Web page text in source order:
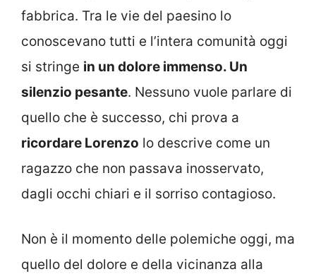
fabbrica. Tra le vie del paesino lo
conoscevano tutti e l’intera comunità oggi
si stringe in un dolore immenso. Un
silenzio pesante. Nessuno vuole parlare di
quello che è successo, chi prova a
ricordare Lorenzo lo descrive come un
ragazzo che non passava inosservato,
dagli occhi chiari e il sorriso contagioso.
Non è il momento delle polemiche oggi, ma
quello del dolore e della vicinanza alla